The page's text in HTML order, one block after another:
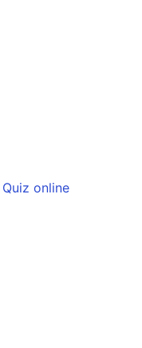
Quiz online